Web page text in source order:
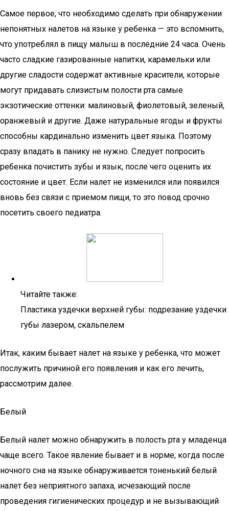
Самое первое, что необходимо сделать при обнаружении
непонятных налетов на языке у ребенка — это вспомнить,
что употреблял в пищу малыш в последние 24 часа. Очень
часто сладкие газированные напитки, карамельки или
другие сладости содержат активные красители, которые
могут придавать слизистым полости рта самые
экзотические оттенки: малиновый, фиолетовый, зеленый,
оранжевый и другие. Даже натуральные ягоды и фрукты
способны кардинально изменить цвет языка. Поэтому
сразу впадать в панику не нужно. Следует попросить
ребенка почистить зубы и язык, после чего оценить их
состояние и цвет. Если налет не изменился или появился
вновь без связи с приемом пищи, то это повод срочно
посетить своего педиатра.
Читайте также:
Пластика уздечки верхней губы: подрезание уздечки
губы лазером, скальпелем
Итак, каким бывает налет на языке у ребенка, что может
послужить причиной его появления и как его лечить,
рассмотрим далее.
Белый
Белый налет можно обнаружить в полость рта у младенца
чаще всего. Такое явление бывает и в норме, когда после
ночного сна на языке обнаруживается тоненький белый
налет без неприятного запаха, исчезающий после
проведения гигиенических процедур и не вызывающий